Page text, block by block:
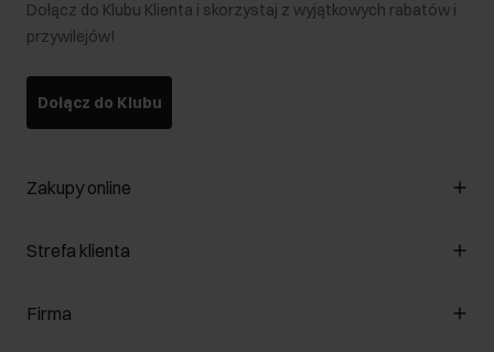
Dołącz do Klubu Klienta i skorzystaj z wyjątkowych rabatów i
przywilejów!
Dołącz do Klubu
Zakupy online
Zarządzaj cookies
Formy płatności
Strefa klienta
Klub Klienta
Firma